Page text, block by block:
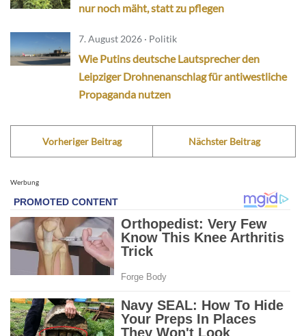
nur noch mäht, statt zu pflegen
7. August 2026 · Politik
Wie Putins deutsche Lautsprecher den
Leipziger Drohnenanschlag für antiwestliche
Propaganda nutzen
Vorheriger Beitrag Nächster Beitrag
Werbung